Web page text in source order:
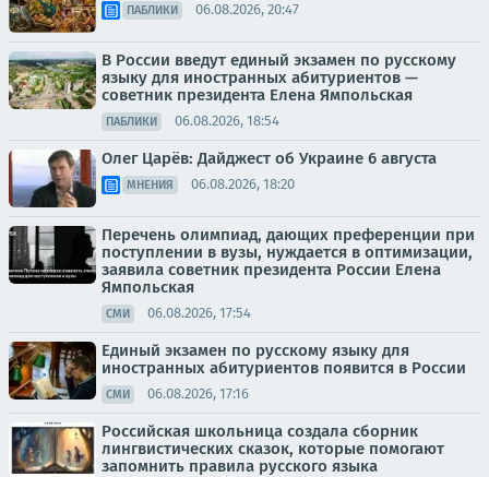
ПАБЛИКИ 06.08.2026, 20:47
В России введут единый экзамен по русскому
языку для иностранных абитуриентов —
советник президента Елена Ямпольская
ПАБЛИКИ 06.08.2026, 18:54
Олег Царёв: Дайджест об Украине 6 августа
МНЕНИЯ 06.08.2026, 18:20
Перечень олимпиад, дающих преференции при
поступлении в вузы, нуждается в оптимизации,
заявила советник президента России Елена
Ямпольская
СМИ 06.08.2026, 17:54
Единый экзамен по русскому языку для
иностранных абитуриентов появится в России
СМИ 06.08.2026, 17:16
Российская школьница создала сборник
лингвистических сказок, которые помогают
запомнить правила русского языка